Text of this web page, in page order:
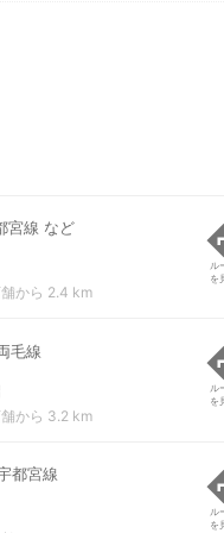
宮線 など
から 2.4 km
ル
を
毛線
から 3.2 km
ル
を
都宮線
ル
を